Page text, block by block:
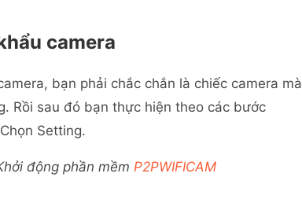
camera
bạn phải chắc chắn là chiếc camera mà
Rồi sau đó bạn thực hiện theo các bước
Setting.
động phần mềm P2PWIFICAM